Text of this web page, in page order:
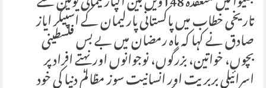
تاریخی خطاب میں پاکستانی پارلیمان کے اسپیکر ایاز
صادق نے کہا کہ ماہ رمضان میں بے بس فلسطینی
بچوں، خواتین، بزرگوں، نوجوانوں اور نہتے افراد پر